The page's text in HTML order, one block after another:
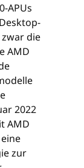
APUs
die
AMD
2022
AMD
zur